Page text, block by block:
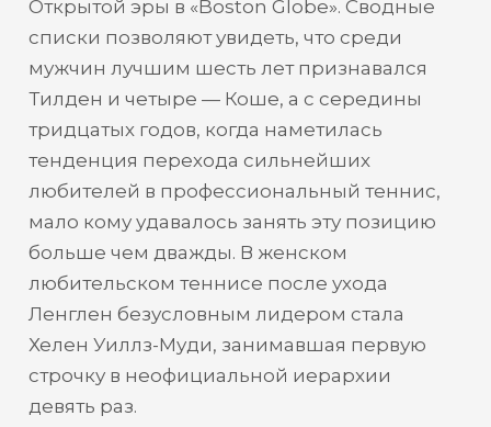
Открытой эры в «Boston Globe». Сводные
списки позволяют увидеть, что среди
мужчин лучшим шесть лет признавался
Тилден и четыре — Коше, а с середины
тридцатых годов, когда наметилась
тенденция перехода сильнейших
любителей в профессиональный теннис,
мало кому удавалось занять эту позицию
больше чем дважды. В женском
любительском теннисе после ухода
Ленглен безусловным лидером стала
Хелен Уиллз-Муди, занимавшая первую
строчку в неофициальной иерархии
девять раз.